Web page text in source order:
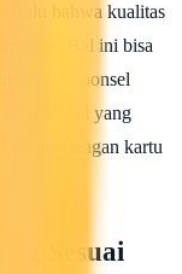
dulu bahwa kualitas
baik. Hal ini bisa
pada ponsel
sinyal yang
dengan kartu
Sesuai